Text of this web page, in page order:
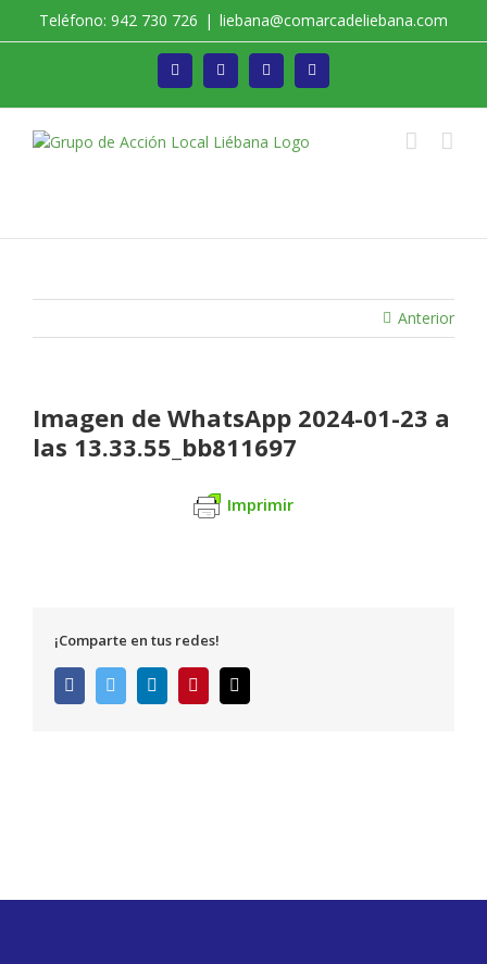
Teléfono: 942 730 726 | liebana@comarcadeliebana.com
Facebook Twitter Instagram
Anterior
Imagen de WhatsApp 2024-01-23 a
las 13.33.55_bb811697
Imprimir
¡Comparte en tus redes!
FacebookTwitter LinkedInPinterest
electrónico